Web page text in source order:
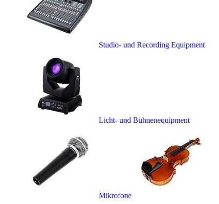
Studio- und Recording Equipment
Licht- und Bühnenequipment
Mikrofone